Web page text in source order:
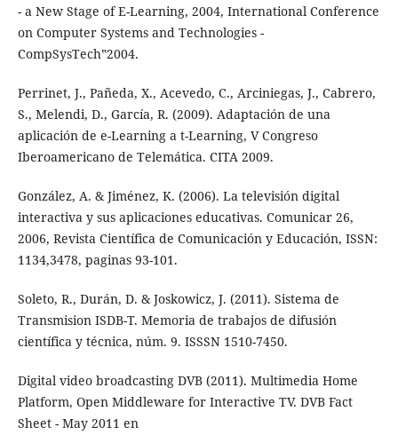
- a New Stage of Е-Learning, 2004, International Conference
on Computer Systems and Technologies -
CompSysTech‟2004.
Perrinet, J., Pañeda, X., Acevedo, C., Arciniegas, J., Cabrero,
S., Melendi, D., García, R. (2009). Adaptación de una
aplicación de e-Learning a t-Learning, V Congreso
Iberoamericano de Telemática. CITA 2009.
González, A. & Jiménez, K. (2006). La televisión digital
interactiva y sus aplicaciones educativas. Comunicar 26,
2006, Revista Científica de Comunicación y Educación, ISSN:
1134,3478, paginas 93-101.
Soleto, R., Durán, D. & Joskowicz, J. (2011). Sistema de
Transmision ISDB-T. Memoria de trabajos de difusión
científica y técnica, núm. 9. ISSSN 1510-7450.
Digital video broadcasting DVB (2011). Multimedia Home
Platform, Open Middleware for Interactive TV. DVB Fact
Sheet - May 2011 en